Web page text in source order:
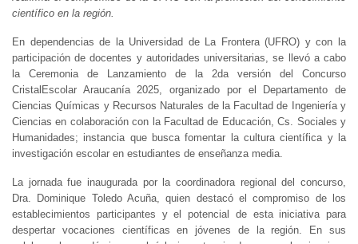
científico en la región.
En dependencias de la Universidad de La Frontera (UFRO) y con la
participación de docentes y autoridades universitarias, se llevó a cabo
la Ceremonia de Lanzamiento de la 2da versión del Concurso
CristalEscolar Araucanía 2025, organizado por el Departamento de
Ciencias Químicas y Recursos Naturales de la Facultad de Ingeniería y
Ciencias en colaboración con la Facultad de Educación, Cs. Sociales y
Humanidades; instancia que busca fomentar la cultura científica y la
investigación escolar en estudiantes de enseñanza media.
La jornada fue inaugurada por la coordinadora regional del concurso,
Dra. Dominique Toledo Acuña, quien destacó el compromiso de los
establecimientos participantes y el potencial de esta iniciativa para
despertar vocaciones científicas en jóvenes de la región. En sus